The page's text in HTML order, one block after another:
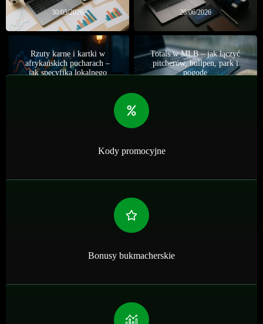
30/05/2026 26/06/2026
Rzuty karne i kartki w
afrykańskich pucharach –
jak specyfika lokalnego
Totals w MLB – jak łączyć
pitcherów, bullpen, park i
pogodę
Kody promocyjne
Bonusy bukmacherskie